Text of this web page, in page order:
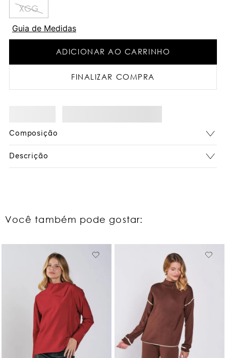
XGG
Guia de Medidas
ADICIONAR AO CARRINHO
FINALIZAR COMPRA
Composição
Descrição
Você também pode gostar: